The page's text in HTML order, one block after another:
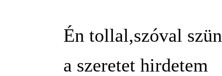
Én tollal,szóval
a szeretet hirdetem